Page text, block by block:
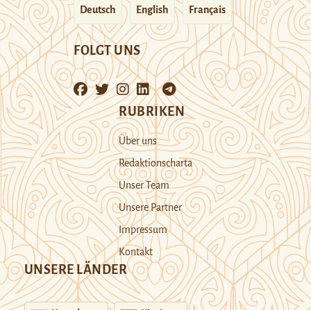
Deutsch English Français
FOLGT UNS
RUBRIKEN
Über uns
Redaktionscharta
Unser Team
Unsere Partner
Impressum
Kontakt
UNSERE LÄNDER